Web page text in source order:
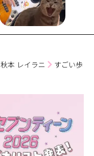
秋本 レイラニ すごい歩く